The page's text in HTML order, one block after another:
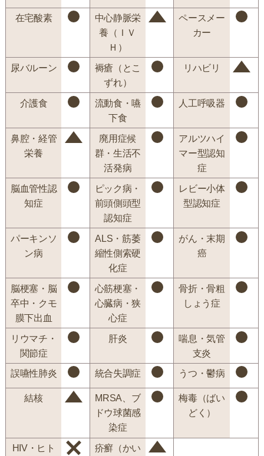
在宅酸素
中心静脈栄
養（ＩＶ
Ｈ）
ペースメー
カー
尿バルーン
褥瘡（とこ
ずれ）
リハビリ
介護食
流動食・嚥
下食
人工呼吸器
鼻腔・経管
栄養
廃用症候
群・生活不
活発病
アルツハイ
マー型認知
症
脳血管性認
知症
ピック病・
前頭側頭型
認知症
レビー小体
型認知症
パーキンソ
ン病
ALS・筋萎
縮性側索硬
化症
がん・末期
癌
脳梗塞・脳
卒中・クモ
膜下出血
心筋梗塞・
心臓病・狭
心症
骨折・骨粗
しょう症
リウマチ・
関節症
肝炎
喘息・気管
支炎
誤嚥性肺炎 統合失調症 うつ・鬱病
結核
MRSA、ブ
ドウ球菌感
染症
梅毒（ばい
どく）
HIV・ヒト
疥癬（かい